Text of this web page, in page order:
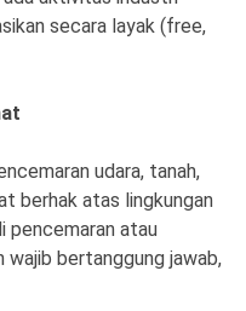
secara layak (free,
udara, tanah,
berhak atas lingkungan
pencemaran atau
wajib bertanggung jawab,